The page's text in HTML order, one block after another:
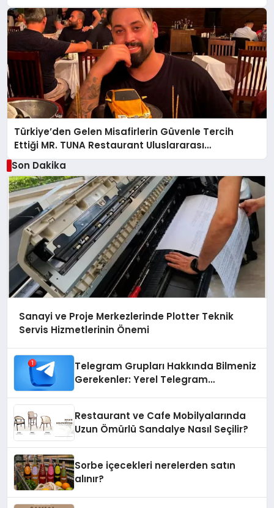
Türkiye’den Gelen Misafirlerin Güvenle Tercih
Ettiği MR. TUNA Restaurant Uluslararası
Başarısıyla Dikkat Çekiyor
Son Dakika
Sanayi ve Proje Merkezlerinde Plotter Teknik
Servis Hizmetlerinin Önemi
Telegram Grupları Hakkında Bilmeniz
Gerekenler: Yerel Telegram
Restaurant ve Cafe Mobilyalarında
Uzun Ömürlü Sandalye Nasıl Seçilir?
Sorbe içecekleri nerelerden satın
alınır?